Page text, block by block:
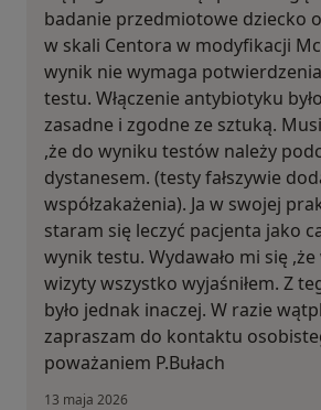
badanie przedmiotowe dziecko
w skali Centora w modyfikacji
wynik nie wymaga
testu. Włączenie antybiotyku
zasadne i zgodne ze sztuką.
,że do wyniku testów należy
dystanesem. (testy fałszywie
współzakażenia). Ja w swojej
staram się leczyć pacjenta jako
wynik testu. Wydawało mi się
wizyty wszystko wyjaśniłem. Z
było jednak inaczej. W razie
zapraszam do kontaktu
poważaniem P.Bułach
13 maja 2026